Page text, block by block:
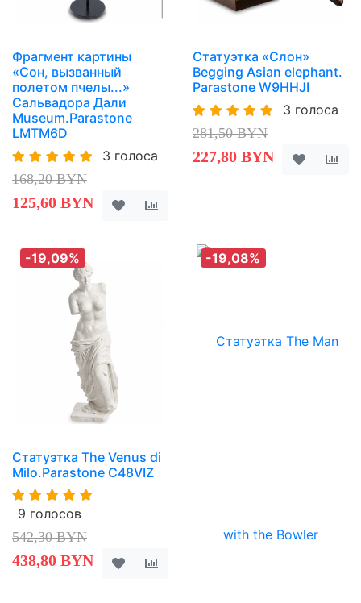
Фрагмент картины
«Сон, вызванный
полетом пчелы...»
Сальвадора Дали
Museum.Parastone
LMTM6D
3 голоса
168,20 BYN
125,60 BYN
Статуэтка «Слон»
Begging Asian elephant.
Parastone W9HHJI
3 голоса
281,50 BYN
227,80 BYN
-19,09%
Статуэтка The Venus di
Milo.Parastone C48VIZ
9 голосов
542,30 BYN
438,80 BYN
-19,08%